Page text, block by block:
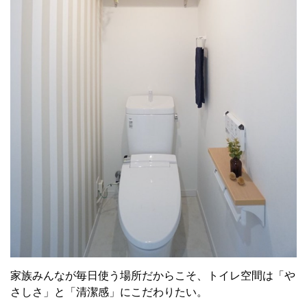
家族みんなが毎日使う場所だからこそ、トイレ空間は「や
さしさ」と「清潔感」にこだわりたい。